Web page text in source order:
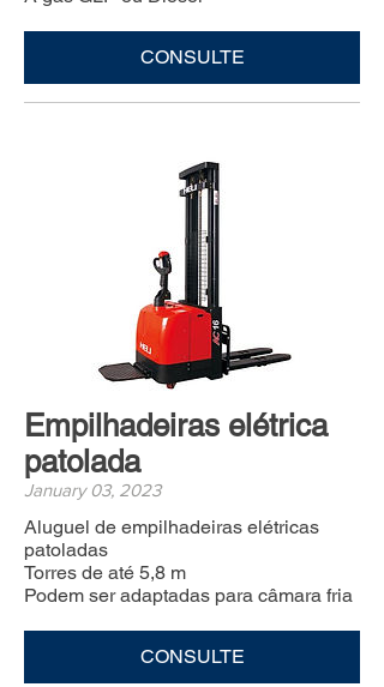
CONSULTE
Empilhadeiras elétrica
patolada
January 03, 2023
Aluguel de empilhadeiras elétricas
patoladas
Torres de até 5,8 m
Podem ser adaptadas para câmara fria
CONSULTE